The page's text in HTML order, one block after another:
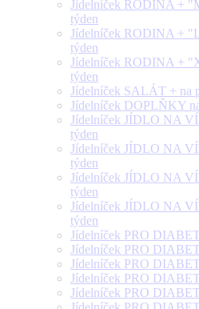
Jídelníček RODINA +
týden
Jídelníček RODINA +
týden
Jídelníček RODINA +
týden
Jídelníček SALÁT + na
Jídelníček DOPLŇKY
Jídelníček JÍDLO NA
týden
Jídelníček JÍDLO NA
týden
Jídelníček JÍDLO NA
týden
Jídelníček JÍDLO NA
týden
Jídelníček PRO
Jídelníček PRO
Jídelníček PRO
Jídelníček PRO
Jídelníček PRO